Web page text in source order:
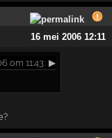
16 mei 2006 12:11
om 11:43: ▶